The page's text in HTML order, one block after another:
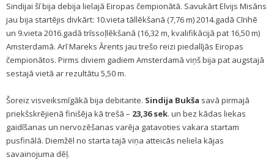
Sindijai šī bija debija lielajā Eiropas čempionātā. Savukārt Elvijs Misāns
jau bija startējis divkārt: 10.vieta tāllēkšanā (7,76 m) 2014.gadā Cīrihē
un 9.vieta 2016.gadā trīssoļlēkšanā (16,32 m, kvalifikācijā pat 16,50 m)
Amsterdamā. Arī Mareks Ārents jau trešo reizi piedalījās Eiropas
čempionātos. Pirms diviem gadiem Amsterdamā viņš bija pat augstajā
sestajā vietā ar rezultātu 5,50 m.
Šoreiz visveiksmīgākā bija debitante. Sindija Bukša savā pirmajā
priekšskrējienā finišēja kā trešā – 23,36 sek. un bez kādas liekas
gaidīšanas un nervozēšanas varēja gatavoties vakara startam
pusfinālā. Diemžēl no starta tajā viņa atteicās neliela kājas
savainojuma dēļ.